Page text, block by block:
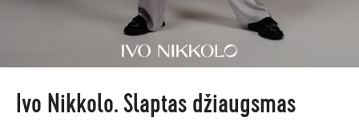
Ivo Nikkolo. Slaptas džiaugsmas